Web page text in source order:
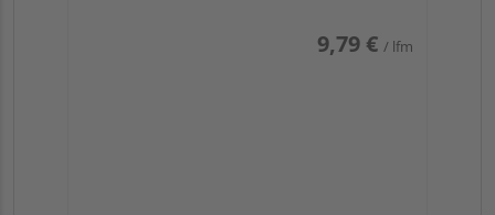
9,79 € / lfm